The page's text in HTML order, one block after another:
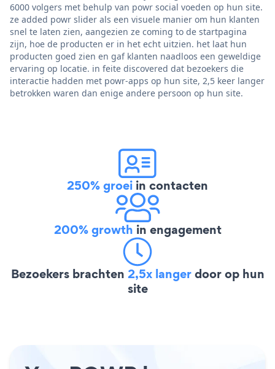
6000 volgers met behulp van powr social voeden op hun site.
ze added powr slider als een visuele manier om hun klanten
snel te laten zien, aangezien ze coming to de startpagina
zijn, hoe de producten er in het echt uitzien. het laat hun
producten goed zien en gaf klanten naadloos een geweldige
ervaring op locatie. in feite discovered dat bezoekers die
interactie hadden met powr-apps op hun site, 2,5 keer langer
betrokken waren dan enige andere persoon op hun site.
250% groei in contacten
200% growth in engagement
Bezoekers brachten 2,5x langerdoor op hun
site